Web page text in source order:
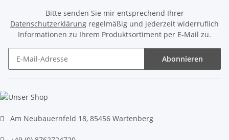
Bitte senden Sie mir entsprechend Ihrer
Datenschutzerklärung regelmäßig und jederzeit widerruflich
Informationen zu Ihrem Produktsortiment per E-Mail zu.
Abonnieren
Am Neubauernfeld 18, 85456 Wartenberg